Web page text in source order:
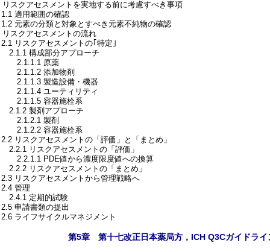
リスクアセスメントを実地する前に考慮すべき事項
適用範囲の確認
元素の分類と対象とすべき元素不純物の確認
リスクアセスメントの流れ
リスクアセスメントの｢特定｣
構成部分アプローチ
原薬
添加物剤
製造設備・機器
ユーティリティ
容器施栓系
製剤アプローチ
製剤
容器施栓系
リスクアセスメントの「評価」と「まとめ」
リスクアセスメントの「評価」
PDE値から濃度限度値への換算
リスクアセスメントの「まとめ」
リスクアセスメントから管理戦略へ
管理
定期的試験
申請書類の提出
ライフサイクルマネジメント
第5章 第十七改正日本薬局方，ICH Q3Cガイドライ